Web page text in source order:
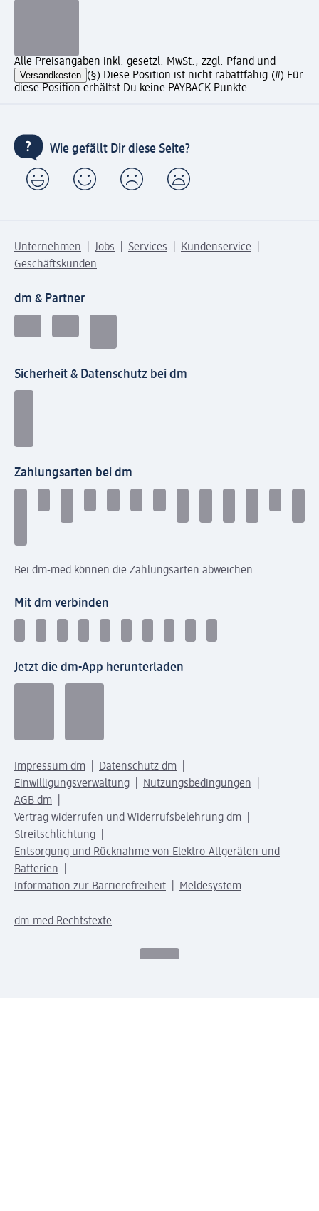
Alle Preisangaben inkl. gesetzl. MwSt., zzgl. Pfand und
Versandkosten (§) Diese Position ist nicht rabattfähig.(#) Für
diese Position erhältst Du keine PAYBACK Punkte.
Wie gefällt Dir diese Seite?
Unternehmen Jobs Services
Kundenservice
Geschäftskunden
dm & Partner
Sicherheit & Datenschutz bei dm
Zahlungsarten bei dm
Bei dm-med können die Zahlungsarten abweichen.
Mit dm verbinden
Jetzt die dm-App herunterladen
Impressum dm
Datenschutz dm
Einwilligungsverwaltung
Nutzungsbedingungen
AGB dm
Vertrag widerrufen und Widerrufsbelehrung dm
Streitschlichtung
Entsorgung und Rücknahme von Elektro-Altgeräten und
Batterien
Information zur Barrierefreiheit
Meldesystem
dm-med Rechtstexte